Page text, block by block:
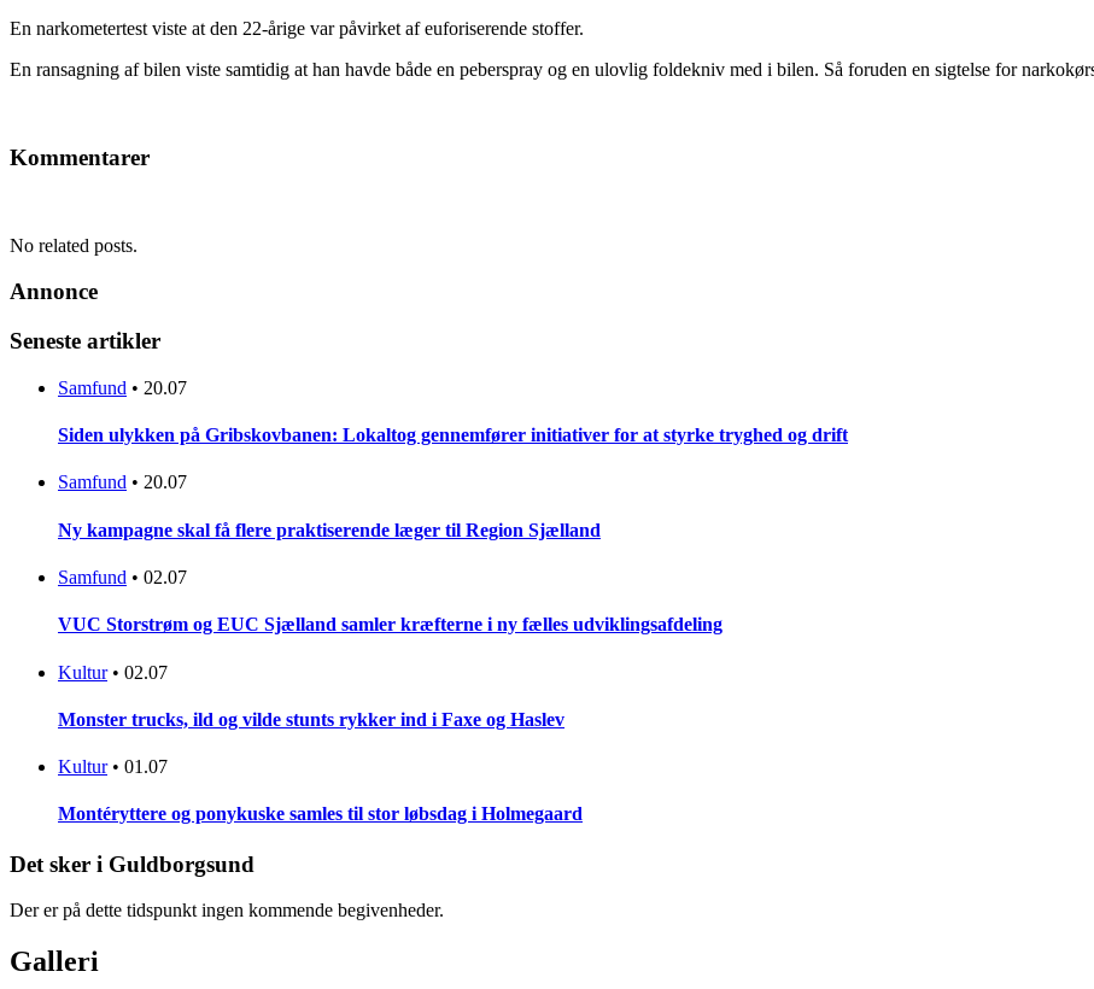
En narkometertest viste at den 22-årige var påvirket af euforiserende stoffer.
En ransagning af bilen viste samtidig at han havde både en peberspray og en ulovlig foldekniv med i bilen. Så foruden en sigtelse for
Kommentarer
No related posts.
Annonce
Seneste artikler
Samfund • 20.07
Siden ulykken på Gribskovbanen: Lokaltog gennemfører initiativer for at styrke tryghed og drift
Samfund • 20.07
Ny kampagne skal få flere praktiserende læger til Region Sjælland
Samfund • 02.07
VUC Storstrøm og EUC Sjælland samler kræfterne i ny fælles udviklingsafdeling
Kultur • 02.07
Monster trucks, ild og vilde stunts rykker ind i Faxe og Haslev
Kultur • 01.07
Montéryttere og ponykuske samles til stor løbsdag i Holmegaard
Det sker i Guldborgsund
Der er på dette tidspunkt ingen kommende begivenheder.
Galleri